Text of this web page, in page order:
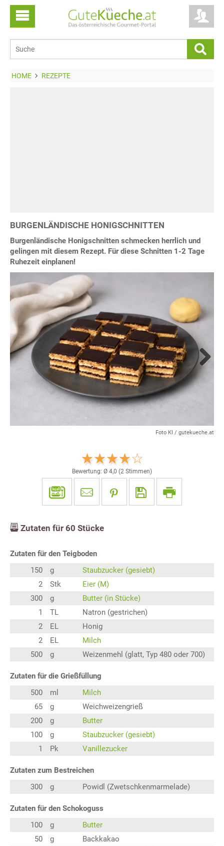
HOME REZEPTE
BURGENLÄNDISCHE HONIGSCHNITTEN
Burgenländische Honigschnitten schmecken herrlich und
gelingen mit diesem Rezept. Für diese Schnitten 1-2 Tage
Ruhezeit einplanen!
Foto KI / gutekueche.at
Next
Bewertung: Ø 4,0 (2 Stimmen)
Zutaten für 60 Stücke
Zutaten für den Teigboden
150
g
Staubzucker (gesiebt)
2
Stk
Eier (M)
300
g
Butter (in Stücke)
1
TL
Natron (gestrichen)
2
EL
Honig
2
EL
Milch
500
g Weizenmehl (glatt, Typ 480 oder 700)
Zutaten für die Grießfüllung
500
ml
Milch
65
g
Weichweizengrieß
200
g
Butter
100
g
Staubzucker (gesiebt)
1
Pk Vanillezucker
Zutaten zum Bestreichen
300
g Powidl (Zwetschkenmarmelade)
Zutaten für den Schokoguss
100
g
Butter
50
g
Backkakao